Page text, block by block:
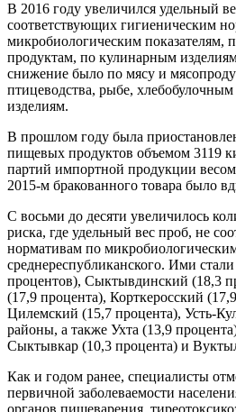
В 2016 году увеличился удельный
соответствующих гигиеническим
микробиологическим
продуктам, по кулинарным
снижение было по мясу и
птицеводства, рыбе,
изделиям.
В прошлом году была
пищевых продуктов объемом 3119
партий импортной продукции
2015-м бракованного товара было
С восьми до десяти увеличилось
риска, где удельный вес проб, не
нормативам по
среднереспубликанского. Ими
процентов), Сыктывдинский (18,3
(17,9 процента), Корткеросский
Цилемский (15,7 процента), Усть-
районы, а также Ухта (13,9
Сыктывкар (10,3 процента) и
Как и годом ранее, специалисты
первичной заболеваемости